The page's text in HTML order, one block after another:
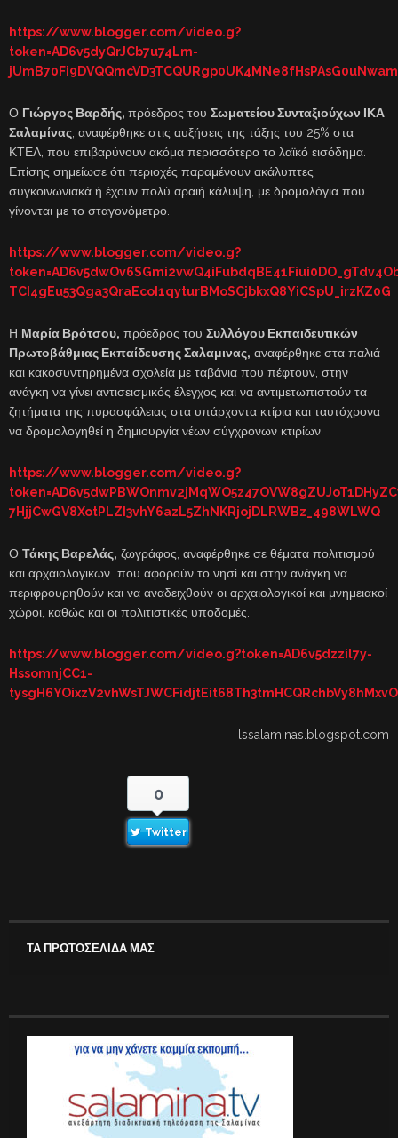
https://www.blogger.com/video.g?
token=AD6v5dyQrJCb7u74Lm-
Ο Γιώργος Βαρδής, πρόεδρος του Σωματείου Συνταξιούχων ΙΚΑ
Σαλαμίνας , αναφέρθηκε στις αυξήσεις της τάξης του 25% στα
ΚΤΕΛ, που επιβαρύνουν ακόμα περισσότερο το λαϊκό εισόδημα.
Επίσης σημείωσε ότι περιοχές παραμένουν ακάλυπτες
συγκοινωνιακά ή έχουν πολύ αραιή κάλυψη, με δρομολόγια που
γίνονται με το σταγονόμετρο.
https://www.blogger.com/video.g?
TCI4gEu53Qga3QraEcoI1qyturBMoSCjbkxQ8YiCSpU_irzKZ0G
Η Μαρία Βρότσου, πρόεδρος του Συλλόγου Εκπαιδευτικών
Πρωτοβάθμιας Εκπαίδευσης Σαλαμινας, αναφέρθηκε στα παλιά
και κακοσυντηρημένα σχολεία με ταβάνια που πέφτουν, στην
ανάγκη να γίνει αντισεισμικός έλεγχος και να αντιμετωπιστούν τα
ζητήματα της πυρασφάλειας στα υπάρχοντα κτίρια και ταυτόχρονα
να δρομολογηθεί η δημιουργία νέων σύγχρονων κτιρίων.
https://www.blogger.com/video.g?
7HjjCwGV8XotPLZI3vhY6azL5ZhNKRjojDLRWBz_498WLWQ
Ο Τάκης Βαρελάς, ζωγράφος, αναφέρθηκε σε θέματα πολιτισμού
και αρχαιολογικων που αφορούν το νησί και στην ανάγκη να
περιφρουρηθούν και να αναδειχθούν οι αρχαιολογικοί και μνημειακοί
χώροι, καθώς και οι πολιτιστικές υποδομές.
https://www.blogger.com/video.g?token=AD6v5dzzil7y-
HssomnjCC1-
lssalaminas.blogspot.com
0
Twitter
ΤΑ ΠΡΩΤΟΣΕΛΙΔΑ ΜΑΣ